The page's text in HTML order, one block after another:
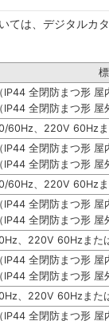
ては、デジタルカ
IP44 全閉防まつ形 屋
IP44 全閉防まつ形 屋
60Hz、220V 60Hz
IP44 全閉防まつ形 屋
IP44 全閉防まつ形 屋
60Hz、220V 60Hz
IP44 全閉防まつ形 屋
IP44 全閉防まつ形 屋
、220V 60Hzまた
IP44 全閉防まつ形 屋
IP44 全閉防まつ形 屋
、220V 60Hzまた
IP44 全閉防まつ形 屋